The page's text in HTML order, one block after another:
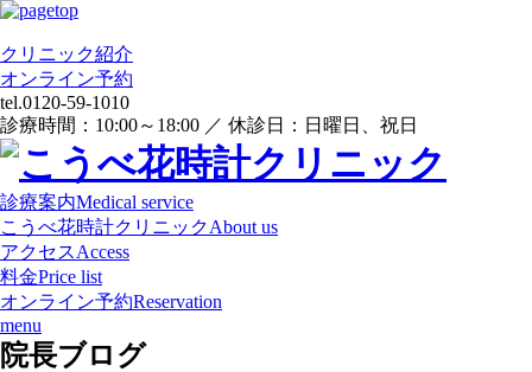
クリニック紹介
オンライン予約
tel.0120-59-1010
診療時間：10:00～18:00 ／ 休診日：日曜日、祝日
診療案内Medical service
こうべ花時計クリニックAbout us
アクセスAccess
料金Price list
オンライン予約Reservation
menu
院長ブログ